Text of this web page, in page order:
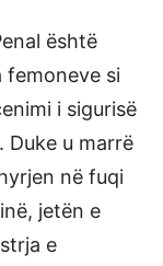
është
femoneve si
i sigurisë
Duke u marrë
në fuqi
jetën e
e